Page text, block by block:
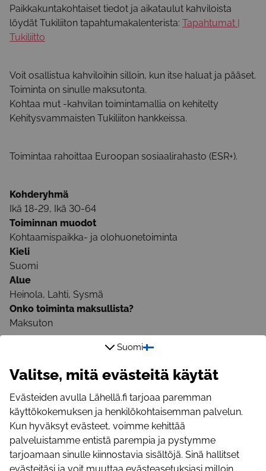
Paikkakuntakohtaiset tiedot ja aikataulut kahviloista
löydät Tukiliiton tapahtumakalenterista: Tapahtumat |
Tukiliitto
Voit osallistua kahviloihin silloin, kun itse haluat ja pääset.
Toiminta on sinulle maksutonta.
Kohtaa mut -kahvilan toimintamallia on kehitelty
Kehitysvammaisten Tukiliiton hankkeissa.
Toimintaa rahoittaa Euroopan sosiaalirahasto (ESR+).
Kohderyhmä
Ikä 18-29, Ikä 30-64
Toiminnan muodot
Kohtaamispaikka- ja olohuonetoiminta
Kieli
Suomi
Alue
Heinola, Lahti, Sysmä
Onko toiminta maksullista?
Maksuton
saara.heino@tukiliitto.fi
Sähköpostiosoite
mari.hakola@tukiliitto.fi
Puhelinnumero
+358405954389
Suomi
Valitse, mitä evästeitä käytät
Evästeiden avulla Lähellä.fi tarjoaa paremman
käyttökokemuksen ja henkilökohtaisemman palvelun.
Kun hyväksyt evästeet, voimme kehittää
palveluistamme entistä parempia ja pystymme
tarjoamaan sinulle kiinnostavia sisältöjä. Sinä hallitset